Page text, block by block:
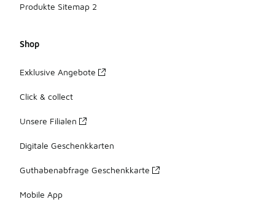
Produkte Sitemap 2
Shop
Exklusive Angebote
Click & collect
Unsere Filialen
Digitale Geschenkkarten
Guthabenabfrage Geschenkkarte
Mobile App